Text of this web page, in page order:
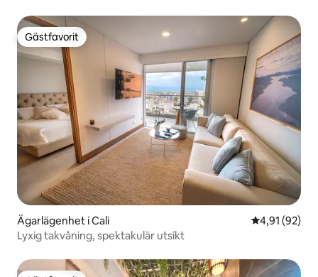
Gästfavorit
Gästfavorit
Ägarlägenhet i Cali 4,91 av 5 i
4,91 (92)
Lyxig takvåning, spektakulär utsikt